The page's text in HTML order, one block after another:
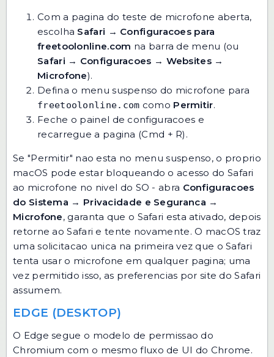
Com a pagina do teste de microfone aberta,
escolha Safari → Configuracoes para
freetoolonline.com na barra de menu (ou
Safari → Configuracoes → Websites→
Microfone).
Defina o menu suspenso do microfone para
freetoolonline.com como Permitir.
Feche o painel de configuracoes e
recarregue a pagina (Cmd + R).
Se "Permitir" nao esta no menu suspenso, o proprio
macOS pode estar bloqueando o acesso do Safari
ao microfone no nivel do SO - abra Configuracoes
do Sistema → Privacidade e Seguranca →
Microfone, garanta que o Safari esta ativado, depois
retorne ao Safari e tente novamente. O macOS traz
uma solicitacao unica na primeira vez que o Safari
tenta usar o microfone em qualquer pagina; uma
vez permitido isso, as preferencias por site do Safari
assumem.
EDGE (DESKTOP)
O Edge segue o modelo de permissao do
Chromium com o mesmo fluxo de UI do Chrome.